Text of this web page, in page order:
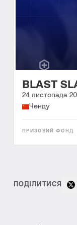
BLAST
24 листопада
Ченду
ПОДІЛИТИСЯ